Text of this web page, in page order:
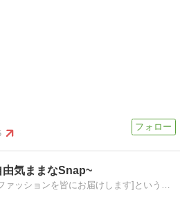
気ままなSnap~